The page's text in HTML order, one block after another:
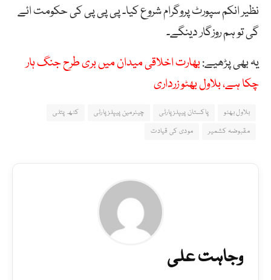
نظیر انکم سپورٹ پروگرام شروع کیا۔ پی پی پی کی حکومت ائے
گی تو ہم روزگار دینگے۔
یہ بھی پڑھیے:بھارت اخلاقی میدان میں بری طرح جنگ ہار
چکا ہے، بلاول بھٹو زرداری
بلاول بھٹو پاکستان پیپلزپارٹی چیئرمین پیپلزپارٹی
کٹھ پتلی
مقبوضہ کشمیر
مودی کی قیادت
وجاہت علی